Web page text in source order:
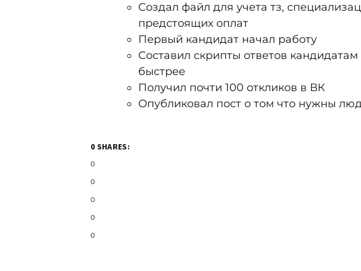
Создал файл для учета тз,
предстоящих оплат
Первый кандидат начал работу
Составил скрипты ответов кандидатам
быстрее
Получил почти 100 откликов в ВК
Опубликовал пост о том что нужны
0 SHARES:
0
0
0
0
0